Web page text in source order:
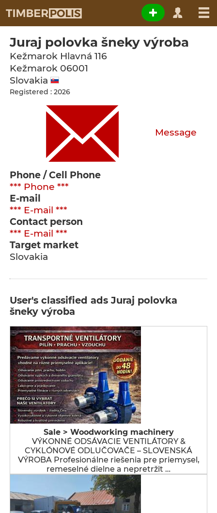
Juraj polovka šneky výroba
Kežmarok Hlavná 116
Kežmarok 06001
Slovakia
Registered : 2026
Message
Phone / Cell Phone
*** Phone ***
E-mail
*** E-mail ***
Contact person
*** E-mail ***
Target market
Slovakia
User's classified ads Juraj polovka
šneky výroba
Sale > Woodworking machinery
VÝKONNÉ ODSÁVACIE VENTILÁTORY &
CYKLÓNOVÉ ODLUČOVAČE – SLOVENSKÁ
VÝROBA Profesionálne riešenia pre priemysel,
remeselné dielne a nepretržit …